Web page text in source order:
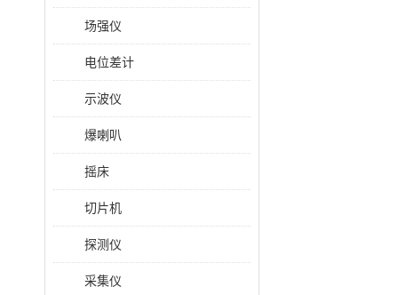
场强仪
电位差计
示波仪
爆喇叭
摇床
切片机
探测仪
采集仪